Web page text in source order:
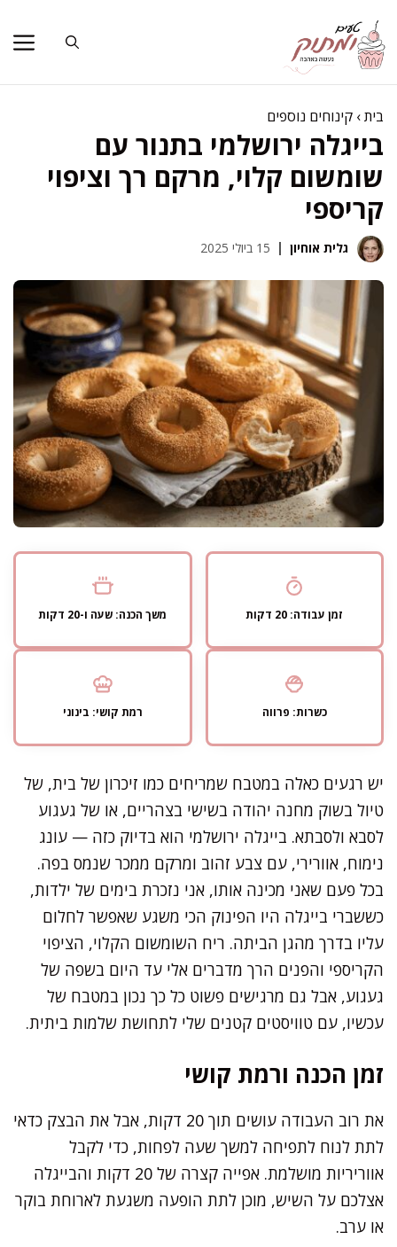
לתוכן
בית› קינוחים נוספים
בייגלה ירושלמי בתנור עם
שומשום קלוי, מרקם רך וציפוי
קריספי
גלית אוחיון 15 ביולי 2025
זמן עבודה: 20 דקות משך הכנה: שעה ו-20 דקות
כשרות: פרווה רמת קושי: בינוני
יש רגעים כאלה במטבח שמריחים כמו זיכרון של בית, של
טיול בשוק מחנה יהודה בשישי בצהריים, או של געגוע
לסבא ולסבתא. בייגלה ירושלמי הוא בדיוק כזה — עונג
נימוח, אוורירי, עם צבע זהוב ומרקם ממכר שנמס בפה.
בכל פעם שאני מכינה אותו, אני נזכרת בימים של ילדות,
כששברי בייגלה היו הפינוק הכי משגע שאפשר לחלום
עליו בדרך מהגן הביתה. ריח השומשום הקלוי, הציפוי
הקריספי והפנים הרך מדברים אלי עד היום בשפה של
געגוע, אבל גם מרגישים פשוט כל כך נכון במטבח של
עכשיו, עם טוויסטים קטנים שלי לתחושת שלמות ביתית.
זמן הכנה ורמת קושי
את רוב העבודה עושים תוך 20 דקות, אבל את הבצק כדאי
לתת לנוח לתפיחה למשך שעה לפחות, כדי לקבל
אווריריות מושלמת. אפייה קצרה של 20 דקות והבייגלה
אצלכם על השיש, מוכן לתת הופעה משגעת לארוחת בוקר
או ערב.